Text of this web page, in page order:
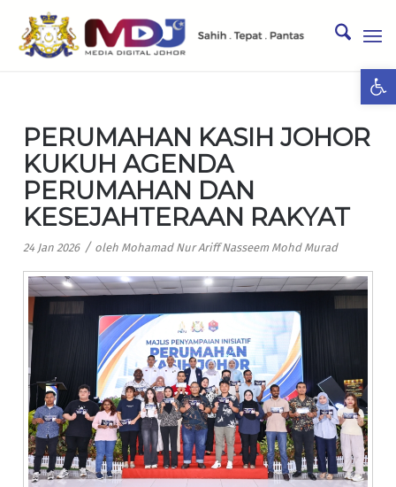
PERUMAHAN KASIH JOHOR
KUKUH AGENDA
PERUMAHAN DAN
KESEJAHTERAAN RAKYAT
24 Jan 2026 / oleh Mohamad Nur Ariff Nasseem Mohd Murad